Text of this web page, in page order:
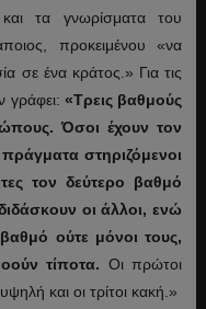
και τα γνωρίσματα του
προκειμένου «να
σε ένα κράτος.» Για τις
γράφει: «Τρεις βαθμούς
Όσοι έχουν τον
στηριζόμενοι
τον δεύτερο βαθμό
οι άλλοι, ενώ
ούτε μόνοι τους,
τίποτα. Οι πρώτοι
και οι τρίτοι κακή.»